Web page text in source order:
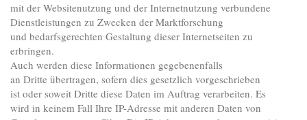
mit der Websitenutzung und der Internetnutzung verbundene
Dienstleistungen zu Zwecken der Marktforschung
und bedarfsgerechten Gestaltung dieser Internetseiten zu
erbringen.
Auch werden diese Informationen gegebenenfalls
an Dritte übertragen, sofern dies gesetzlich vorgeschrieben
ist oder soweit Dritte diese Daten im Auftrag verarbeiten. Es
wird in keinem Fall Ihre IP-Adresse mit anderen Daten von